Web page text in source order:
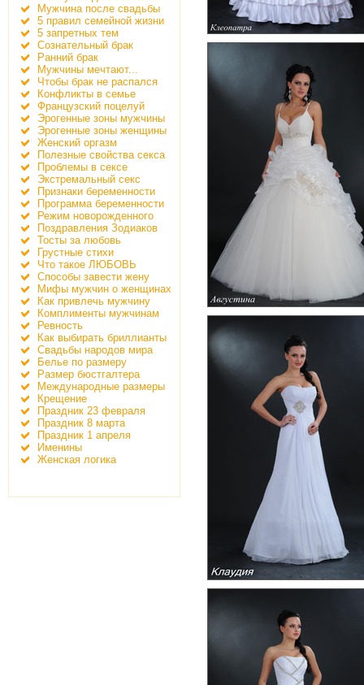
Мужчина после свадьбы
5 правил семейной жизни
5 запретных тем
Сознательный брак
Ранний брак
Мужчины мечтают...
Чтобы брак не распался
Конфликты в семье
Французский поцелуй
Эрогенные зоны мужчины
Эрогенные зоны женщины
Женский оргазм
Полезные свойства секса
Проблемы в сексе
Экстремальный секс
Признаки беременности
Программа беременности
Режим новорожденного
Поздравления Зодиаков
Тосты за любовь
Грустные стихи
Что такое ЛЮБОВЬ
Способы завести жену
Мифы мужчин о женщинах
Как привлечь мужчину
Комплименты мужчинам
Ревность
Как выбирать бриллианты
Свадьбы народов мира
Белье по размеру
Размер бюстгалтера
Международные размеры
Крещение
Праздник 23 февраля
Праздник 8 марта
Праздник 1 апреля
Именины
Женская логика